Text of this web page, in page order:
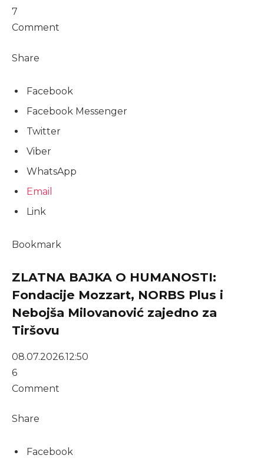
7
Comment
Share
Facebook
Facebook Messenger
Twitter
Viber
WhatsApp
Email
Link
Bookmark
ZLATNA BAJKA O HUMANOSTI:
Fondacije Mozzart, NORBS Plus i
Nebojša Milovanović zajedno za
Tiršovu
08.07.2026.12:50
6
Comment
Share
Facebook